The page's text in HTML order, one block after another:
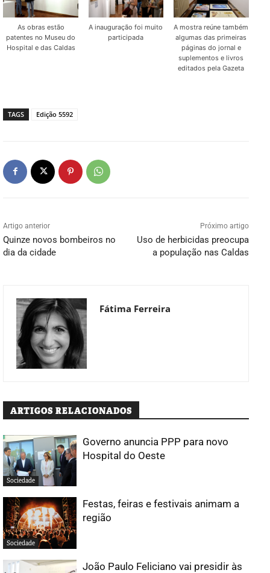
As obras estão
patentes no Museu do
Hospital e das Caldas
A inauguração foi muito
participada
A mostra reúne também
algumas das primeiras
páginas do jornal e
suplementos e livros
editados pela Gazeta
TAGS Edição 5592
Artigo anterior
Quinze novos bombeiros no
dia da cidade
Próximo artigo
Uso de herbicidas preocupa
a população nas Caldas
Fátima Ferreira
ARTIGOS RELACIONADOS
Sociedade
Governo anuncia PPP para novo
Hospital do Oeste
Sociedade
Festas, feiras e festivais animam a
região
João Paulo Feliciano vai presidir às